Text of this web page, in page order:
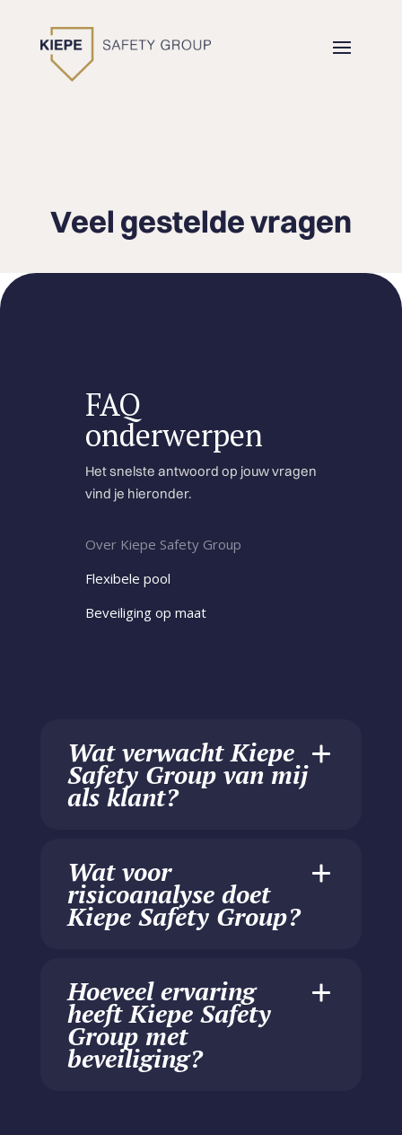
Veel gestelde vragen
FAQ
onderwerpen
Het snelste antwoord op jouw vragen
vind je hieronder.
Over Kiepe Safety Group
Flexibele pool
Beveiliging op maat
Wat verwacht Kiepe
Safety Group van mij
als klant?
Wat voor
risicoanalyse doet
Kiepe Safety Group?
Hoeveel ervaring
heeft Kiepe Safety
Group met
beveiliging?